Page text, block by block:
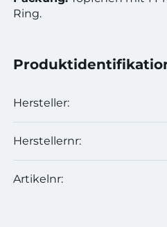
Ring.
Hersteller:
Herstellernr:
Artikelnr: